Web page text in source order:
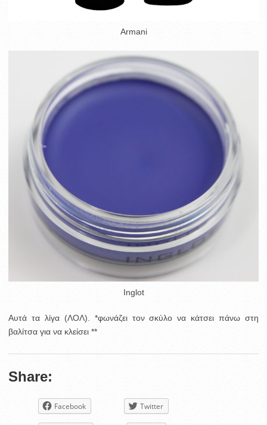
Armani
Inglot
Αυτά τα λίγα (ΛΟΛ). *φωνάζει τον σκύλο να κάτσει πάνω στη
βαλίτσα για να κλείσει **
Share:
Facebook Twitter